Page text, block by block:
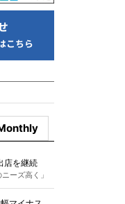
店を継続
ーズ高く」